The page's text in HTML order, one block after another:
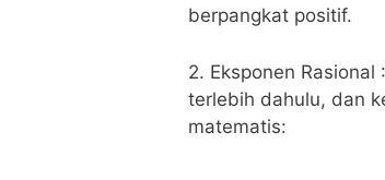
berpangkat positif.
2. Eksponen Rasional
terlebih dahulu, dan
matematis: